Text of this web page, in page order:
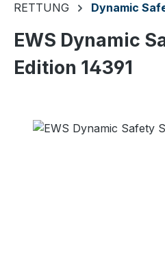
RETTUNG Dynamic
EWS Dynamic
Edition 14391